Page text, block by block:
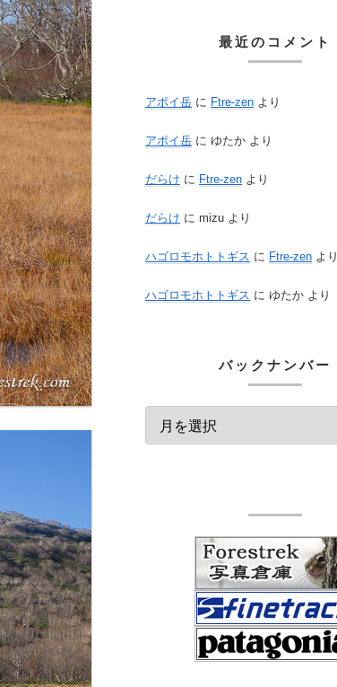
最近のコメント
アポイ岳 に Ftre-zen より
アポイ岳 に ゆたか より
だらけ に Ftre-zen より
だらけ に mizu より
ハゴロモホトトギス に Ftre-zen より
ハゴロモホトトギス に ゆたか より
バックナンバー